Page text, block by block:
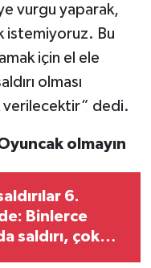
vurgu yaparak,
istemiyoruz. Bu
için el ele
olması
verilecektir” dedi.
olmayın
6.
Binlerce
saldırı, çok